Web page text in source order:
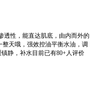
透性，能直达肌底，由内而外的
天哦，强效控油平衡水油，调
静，补水目前已有80+人评价